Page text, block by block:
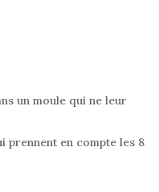
un moule qui ne leur
prennent en compte les 8